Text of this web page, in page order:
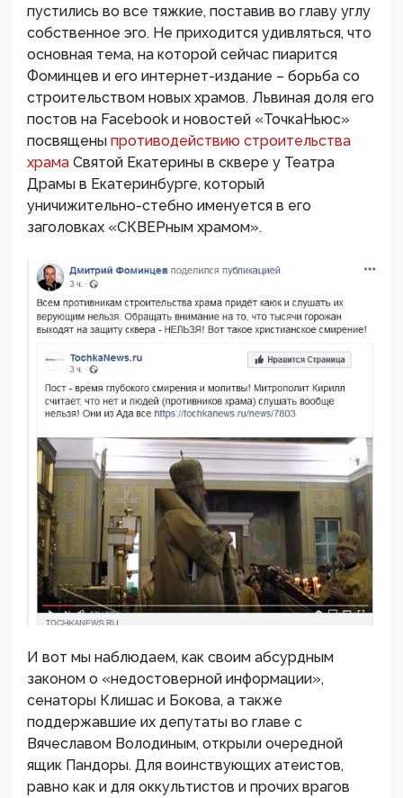
пустились во все тяжкие, поставив во главу углу
собственное эго. Не приходится удивляться, что
основная тема, на которой сейчас пиарится
Фоминцев и его интернет-издание – борьба со
строительством новых храмов. Львиная доля его
постов на Facebook и новостей «ТочкаНьюс»
посвящены противодействию строительства
храма Святой Екатерины в сквере у Театра
Драмы в Екатеринбурге, который
уничижительно-стебно именуется в его
заголовках «СКВЕРным храмом».
И вот мы наблюдаем, как своим абсурдным
законом о «недостоверной информации»,
сенаторы Клишас и Бокова, а также
поддержавшие их депутаты во главе с
Вячеславом Володиным, открыли очередной
ящик Пандоры. Для воинствующих атеистов,
равно как и для оккультистов и прочих врагов